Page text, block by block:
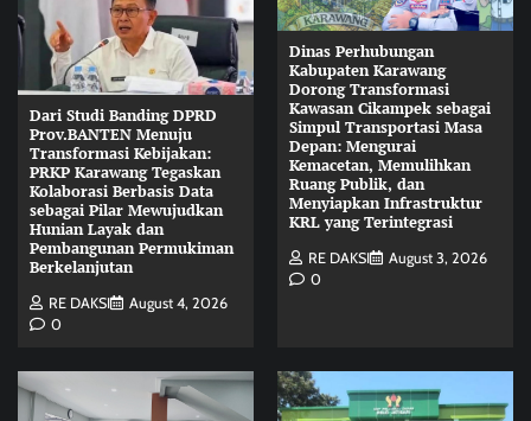
Dari Studi Banding DPRD
Prov.BANTEN Menuju
Transformasi Kebijakan:
PRKP Karawang Tegaskan
Kolaborasi Berbasis Data
sebagai Pilar Mewujudkan
Hunian Layak dan
Pembangunan Permukiman
Berkelanjutan
RE DAKSI
August 4, 2026
0
Dinas Perhubungan
Kabupaten Karawang
Dorong Transformasi
Kawasan Cikampek sebagai
Simpul Transportasi Masa
Depan: Mengurai
Kemacetan, Memulihkan
Ruang Publik, dan
Menyiapkan Infrastruktur
KRL yang Terintegrasi
RE DAKSI
August 3, 2026
0